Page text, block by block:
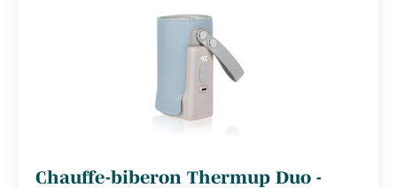
Chauffe-biberon Thermup Duo -